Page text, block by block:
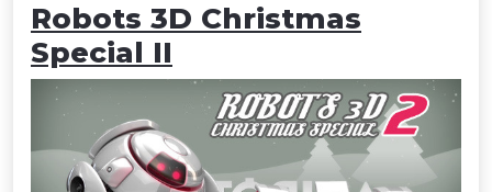
Robots 3D Christmas
Special II